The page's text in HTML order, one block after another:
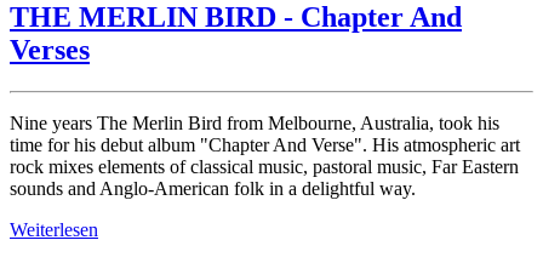
THE MERLIN BIRD - Chapter And
Verses
Nine years The Merlin Bird from Melbourne, Australia, took his
time for his debut album "Chapter And Verse". His atmospheric art
rock mixes elements of classical music, pastoral music, Far Eastern
sounds and Anglo-American folk in a delightful way.
Weiterlesen